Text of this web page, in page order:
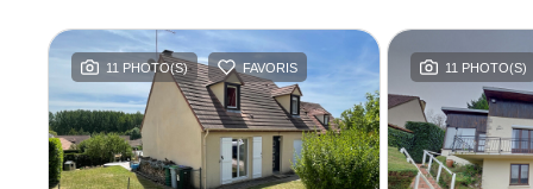
11 PHOTO(S) FAVORIS 11 PHOTO(S)